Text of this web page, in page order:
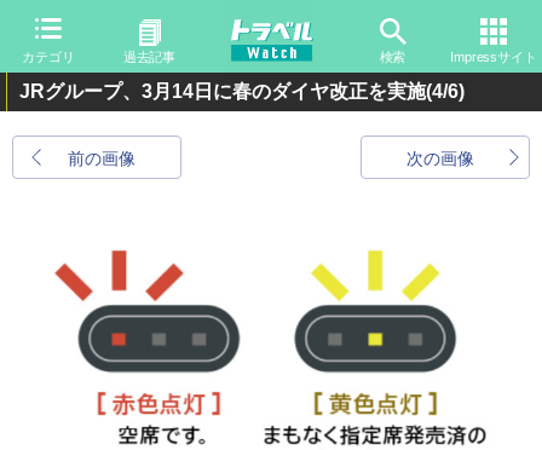
カテゴリ 過去記事 検索 Impressサイト
JRグループ、3月14日に春のダイヤ改正を実施(4/6)
前の画像 次の画像